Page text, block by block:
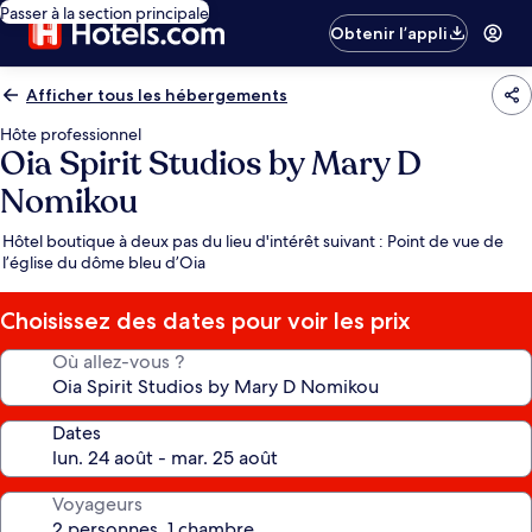
Passer à la section principale
Obtenir l’appli
Afficher tous les hébergements
Hôte professionnel
Oia Spirit Studios by Mary D
Nomikou
Hôtel boutique à deux pas du lieu d'intérêt suivant : Point de vue de
l’église du dôme bleu d’Oia
Choisissez des dates pour voir les prix
Où allez-vous ?
Dates
Voyageurs